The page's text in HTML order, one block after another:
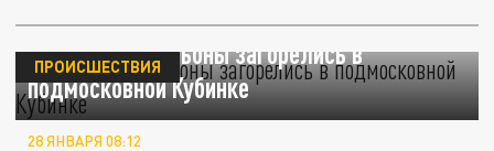
Торговые павильоны загорелись в
подмосковной Кубинке
ПРОИСШЕСТВИЯ
28 ЯНВАРЯ 08:12